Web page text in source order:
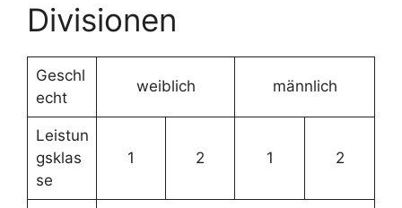
Divisionen
Geschl
echt
weiblich männlich
Leistun
gsklas
se
1 2 1 2